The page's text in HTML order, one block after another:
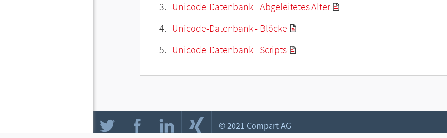
Unicode-Datenbank - Abgeleitetes Alter
Unicode-Datenbank - Blöcke
Unicode-Datenbank - Scripts
© 2021 Compart AG